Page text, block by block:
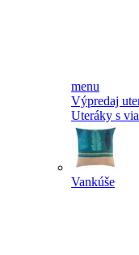
menu
Výpredaj
Uteráky s
Vankúše